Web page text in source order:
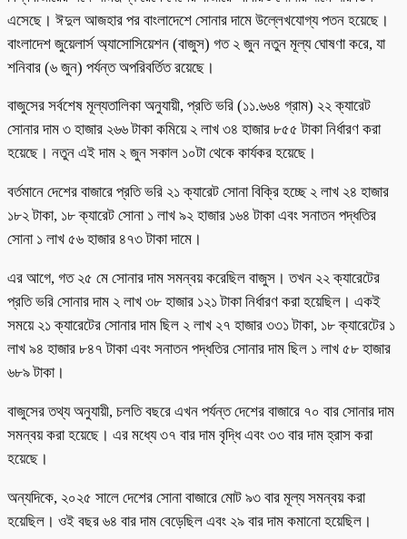
এসেছে। ঈদুল আজহার পর বাংলাদেশে সোনার দামে উল্লেখযোগ্য পতন হয়েছে।
বাংলাদেশ জুয়েলার্স অ্যাসোসিয়েশন (বাজুস) গত ২ জুন নতুন মূল্য ঘোষণা করে, যা
শনিবার (৬ জুন) পর্যন্ত অপরিবর্তিত রয়েছে।
বাজুসের সর্বশেষ মূল্যতালিকা অনুযায়ী, প্রতি ভরি (১১.৬৬৪ গ্রাম) ২২ ক্যারেট
সোনার দাম ৩ হাজার ২৬৬ টাকা কমিয়ে ২ লাখ ৩৪ হাজার ৮৫৫ টাকা নির্ধারণ করা
হয়েছে। নতুন এই দাম ২ জুন সকাল ১০টা থেকে কার্যকর হয়েছে।
বর্তমানে দেশের বাজারে প্রতি ভরি ২১ ক্যারেট সোনা বিক্রি হচ্ছে ২ লাখ ২৪ হাজার
১৮২ টাকা, ১৮ ক্যারেট সোনা ১ লাখ ৯২ হাজার ১৬৪ টাকা এবং সনাতন পদ্ধতির
সোনা ১ লাখ ৫৬ হাজার ৪৭৩ টাকা দামে।
এর আগে, গত ২৫ মে সোনার দাম সমন্বয় করেছিল বাজুস। তখন ২২ ক্যারেটের
প্রতি ভরি সোনার দাম ২ লাখ ৩৮ হাজার ১২১ টাকা নির্ধারণ করা হয়েছিল। একই
সময়ে ২১ ক্যারেটের সোনার দাম ছিল ২ লাখ ২৭ হাজার ৩৩১ টাকা, ১৮ ক্যারেটের ১
লাখ ৯৪ হাজার ৮৪৭ টাকা এবং সনাতন পদ্ধতির সোনার দাম ছিল ১ লাখ ৫৮ হাজার
৬৮৯ টাকা।
বাজুসের তথ্য অনুযায়ী, চলতি বছরে এখন পর্যন্ত দেশের বাজারে ৭০ বার সোনার দাম
সমন্বয় করা হয়েছে। এর মধ্যে ৩৭ বার দাম বৃদ্ধি এবং ৩৩ বার দাম হ্রাস করা
হয়েছে।
অন্যদিকে, ২০২৫ সালে দেশের সোনা বাজারে মোট ৯৩ বার মূল্য সমন্বয় করা
হয়েছিল। ওই বছর ৬৪ বার দাম বেড়েছিল এবং ২৯ বার দাম কমানো হয়েছিল।